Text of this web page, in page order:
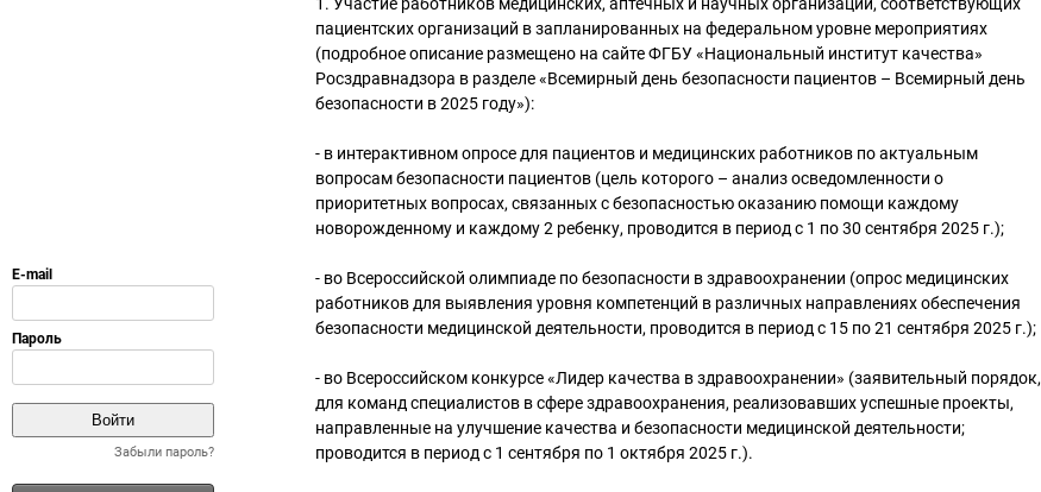
Забыли пароль?
пациентских организаций в запланированных на федеральном уровне мероприятиях
(подробное описание размещено на сайте ФГБУ «Национальный институт качества»
Росздравнадзора в разделе «Всемирный день безопасности пациентов – Всемирный день
безопасности в 2025 году»):
- в интерактивном опросе для пациентов и медицинских работников по актуальным
вопросам безопасности пациентов (цель которого – анализ осведомленности о
приоритетных вопросах, связанных с безопасностью оказанию помощи каждому
новорожденному и каждому 2 ребенку, проводится в период с 1 по 30 сентября 2025 г.);
- во Всероссийской олимпиаде по безопасности в здравоохранении (опрос медицинских
работников для выявления уровня компетенций в различных направлениях обеспечения
безопасности медицинской деятельности, проводится в период с 15 по 21 сентября 2025 г.);
- во Всероссийском конкурсе «Лидер качества в здравоохранении» (заявительный порядок,
для команд специалистов в сфере здравоохранения, реализовавших успешные проекты,
направленные на улучшение качества и безопасности медицинской деятельности;
проводится в период с 1 сентября по 1 октября 2025 г.).